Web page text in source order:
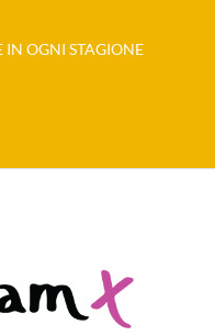
IN OGNI STAGIONE